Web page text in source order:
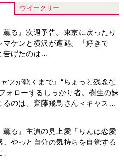
ウイークリー
薫る』次週予告。東京に戻ったり
マケンと横沢が遭遇。「好きで
告げたのは…
ャツが乾くまで』“ちょっと残念な
ォローするしっかり者。樹生の妹
るのは、齋藤飛鳥さん＜キャスト
薫る』主演の見上愛「りんは恋愛
。やっと自分の気持ちを自覚する